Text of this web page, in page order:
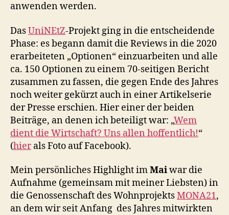
anwenden werden.
DasUniNEtZ-Projekt ging in die entscheidende
Phase: es begann damit die Reviews in die 2020
erarbeiteten „Optionen“ einzuarbeiten und alle
ca. 150 Optionen zu einem 70-seitigen Bericht
zusammen zu fassen, die gegen Ende des Jahres
noch weiter gekürzt auch in einer Artikelserie
der Presse erschien. Hier einer der beiden
Beiträge, an denen ich beteiligt war: „Wem
dient die Wirtschaft? Uns allen hoffentlich!“
(hierals Foto auf Facebook).
Mein persönliches Highlight imMaiwar die
Aufnahme (gemeinsam mit meiner Liebsten) in
die Genossenschaft des WohnprojektsMONA21,
an dem wir seit Anfang des Jahres mitwirkten